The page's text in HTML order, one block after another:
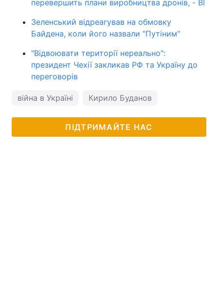
перевершить плани виробництва дронів, - BI
Зеленський відреагував на обмовку
Байдена, коли його назвали "Путіним"
"Відвоювати території нереально":
президент Чехії закликав РФ та Україну до
переговорів
війна в Україні Кирило Буданов
ПІДТРИМАЙТЕ НАС